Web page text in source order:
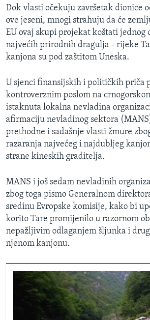
Dok vlasti očekuju završetak dionice
ove jeseni, mnogi strahuju da će
EU ovaj skupi projekat koštati jednog
najvećih prirodnih dragulja - rijeke
kanjona su pod zaštitom Uneska.
U sjenci finansijskih i političkih priča
kontroverznim poslom na
istaknuta lokalna nevladina
afirmaciju nevladinog sektora
prethodne i sadašnje vlasti žmure
razaranja najvećeg i najdubljeg
strane kineskih graditelja.
MANS i još sedam nevladinih
zbog toga pismo Generalnom
sredinu Evropske komisije, kako bi
korito Tare promijenilo u razornom
nepažljivim odlaganjem šljunka i
njenom kanjonu.